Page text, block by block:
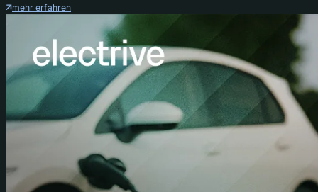
mehr erfahren